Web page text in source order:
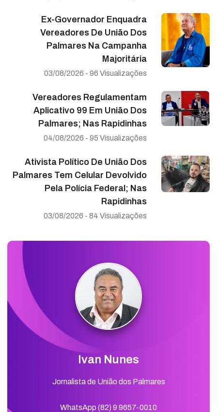
Ex-Governador Enquadra
Vereadores De União Dos
Palmares Na Campanha
Majoritária
03/08/2026 - 96 Visualizações
Vereadores Regulamentam
Aplicativo 99 Em União Dos
Palmares; Nas Rapidinhas
04/08/2026 - 95 Visualizações
Ativista Político De União Dos
Palmares Tem Celular Devolvido
Pela Polícia Federal; Nas
Rapidinhas
03/08/2026 - 84 Visualizações
Ivan Nunes
Jornalista de União dos Palmares
WhatsApp (82) 9 9657-0010